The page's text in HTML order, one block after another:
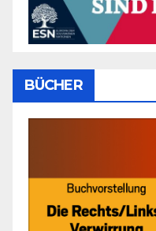
BÜCHER